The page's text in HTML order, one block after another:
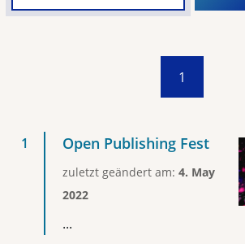
1
Open Publishing Fest
zuletzt geändert am: 4. May
2022
...